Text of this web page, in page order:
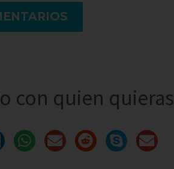
con quien quieras